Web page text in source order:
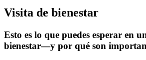
Visita de bienestar
Esto es lo que puedes esperar en
bienestar—y por qué son